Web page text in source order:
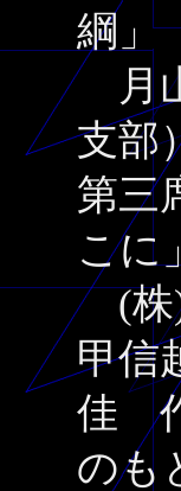
綱
月山
支部
第三
こに」
(株)
甲信
佳
のも